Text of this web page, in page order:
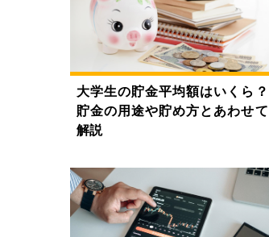
大学生の貯金平均額はいくら？
貯金の用途や貯め方とあわせて
解説